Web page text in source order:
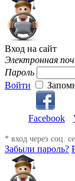
Вход на сайт
Электронная
Пароль
Войти
Facebook
* вход через соц.
Забыли пароль?